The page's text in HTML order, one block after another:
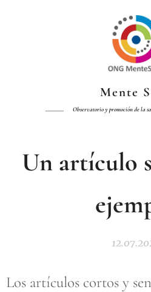
Mente
Observatorio y promoción de la
Un artículo
Los artículos cortos y